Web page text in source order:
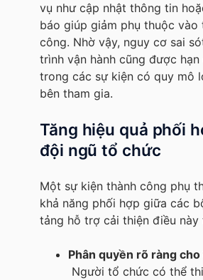
vụ như cập nhật thông tin
báo giúp giảm phụ thuộc vào
công. Nhờ vậy, nguy cơ sai
trình vận hành cũng được
trong các sự kiện có quy mô
bên tham gia.
Tăng hiệu quả phối
đội ngũ tổ chức
Một sự kiện thành công phụ
khả năng phối hợp giữa các
tảng hỗ trợ cải thiện điều này
Phân quyền rõ ràng
Người tổ chức có thể